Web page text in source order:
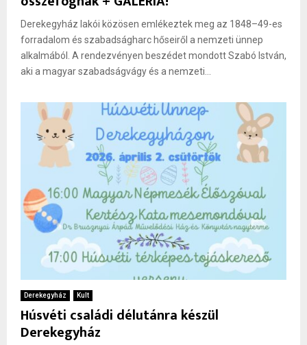
Derekegyház lakói közösen emlékeztek meg az 1848–49-es
forradalom és szabadságharc hőseiről a nemzeti ünnep
alkalmából. A rendezvényen beszédet mondott Szabó István,
aki a magyar szabadságvágy és a nemzeti...
Derekegyház Kult
Húsvéti családi délutánra készül
Derekegyház